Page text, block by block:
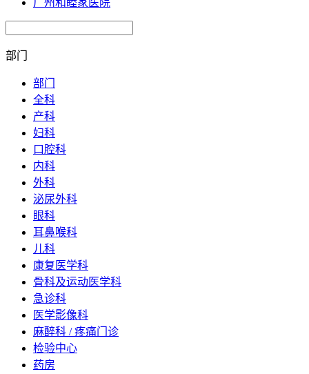
广州和睦家医院
部门
部门
全科
产科
妇科
口腔科
内科
外科
泌尿外科
眼科
耳鼻喉科
儿科
康复医学科
骨科及运动医学科
急诊科
医学影像科
麻醉科 / 疼痛门诊
检验中心
药房